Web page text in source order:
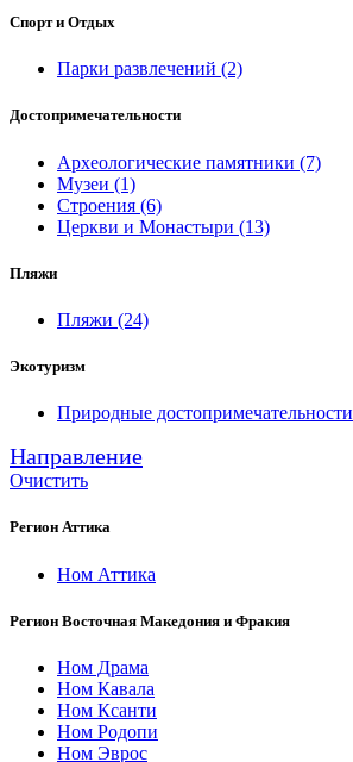
Спорт и Отдых
Парки развлечений (2)
Достопримечательности
Археологические памятники (7)
Музеи (1)
Строения (6)
Церкви и Монастыри (13)
Пляжи
Пляжи (24)
Экотуризм
Природные достопримечательности
Направление
Очистить
Регион Аттика
Ном Аттика
Регион Восточная Македония и Фракия
Ном Драма
Ном Кавала
Ном Ксанти
Ном Родопи
Ном Эврос